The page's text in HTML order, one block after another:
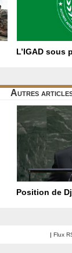
L’IGAD sous
Autres
Position de
| Flux